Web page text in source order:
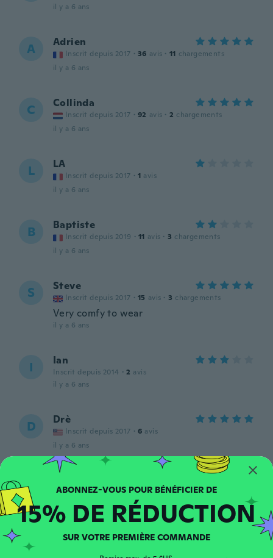
il y a 6 ans
A Adrien
Inscrit depuis 2017 · 36 avis · 11 chargements
il y a 6 ans
C Collinda
Inscrit depuis 2017 · 92 avis · 2 chargements
il y a 6 ans
L LA
Inscrit depuis 2017 · 1 avis
il y a 6 ans
B Baptiste
Inscrit depuis 2019 · 11 avis · 3 chargements
il y a 6 ans
S Steve
Inscrit depuis 2017 · 15 avis · 3 chargements
Very comfy to wear
il y a 6 ans
I Ian
Inscrit depuis 2014 · 2 avis
il y a 6 ans
D Drè
Inscrit depuis 2017 · 6 avis
il y a 6 ans
北 Inscrit depuis 2018 · 48 avis
Sサイズでぴったりでした。
il y a 6 ans
15% DE RÉDUCTION
SUR VOTRE PREMIÈRE COMMANDE